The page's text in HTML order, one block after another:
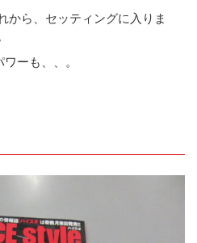
から、セッティングに入りま
ーも、、。